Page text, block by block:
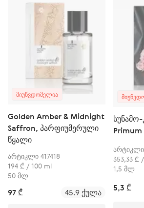
ᲛᲘᲣᲬᲕᲓᲝᲛᲔᲚᲘᲐ
Golden Amber & Midnight
Saffron, პარფიუმერული
წყალი
არტიკლი 417418
194 ₾ / 100 ml
50 მლ
97 ₾ 45.9 ქულა
Primum
არტიკლი
353,33 ₾
1,5 მლ
5,3 ₾